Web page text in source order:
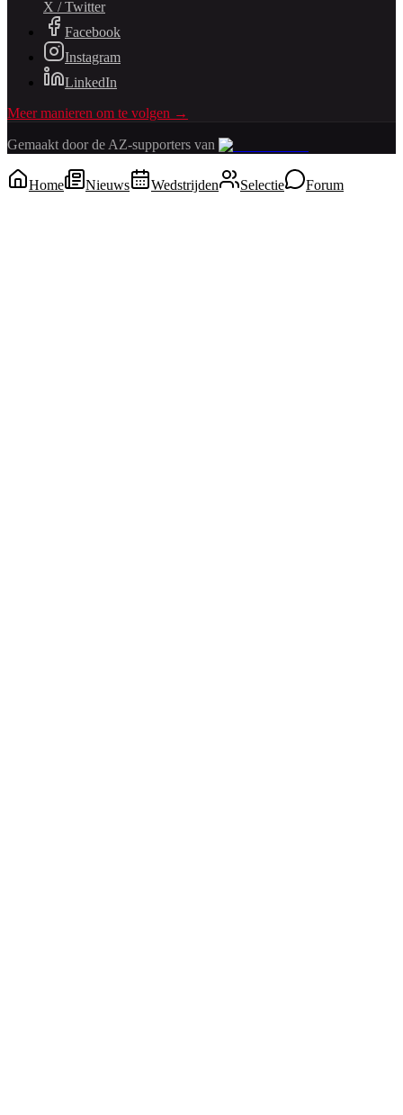
X / Twitter
Facebook
Instagram
LinkedIn
Meer manieren om te volgen →
Gemaakt door de AZ-supporters van
Home Nieuws Wedstrijden Selectie Forum